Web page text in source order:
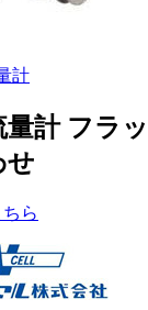
計
量計 フラ
せ